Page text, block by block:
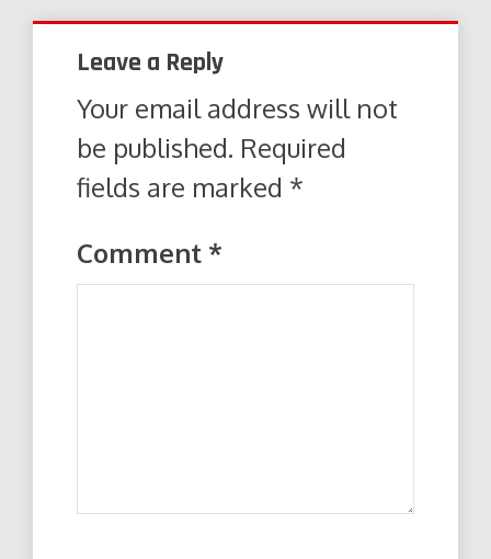
Leave a Reply
Your email address will not
be published. Required
fields are marked *
Comment *